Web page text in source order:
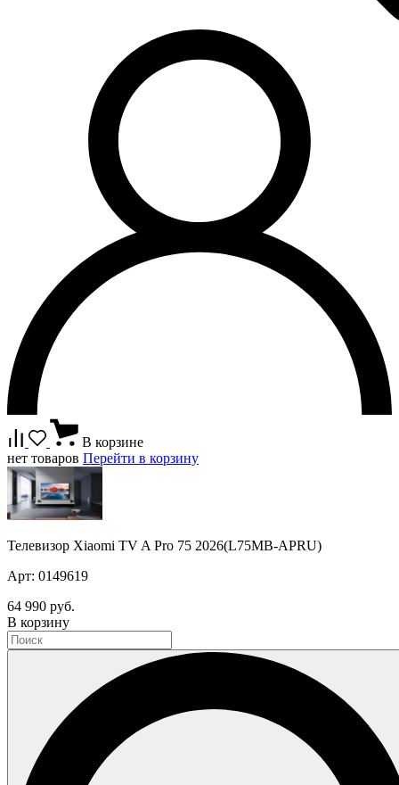
В корзине
нет товаров Перейти в корзину
Телевизор Xiaomi TV A Pro 75 2026(L75MB-APRU)
Арт: 0149619
64 990 руб.
В корзину